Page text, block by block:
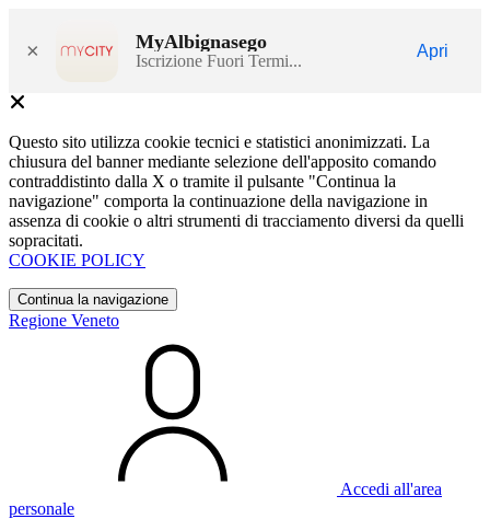
× MyAlbignasego
Iscrizione Fuori Termi...
Apri
Questo sito utilizza cookie tecnici e statistici anonimizzati. La
chiusura del banner mediante selezione dell'apposito comando
contraddistinto dalla X o tramite il pulsante "Continua la
navigazione" comporta la continuazione della navigazione in
assenza di cookie o altri strumenti di tracciamento diversi da quelli
sopracitati.
COOKIE POLICY
Continua la navigazione
Regione Veneto
Accedi all'area
personale